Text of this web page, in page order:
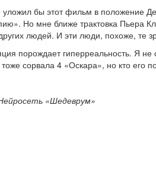
бы этот фильм в положение
Но мне ближе трактовка Пьера
людей. И эти люди, похоже, те
порождает гиперреальность. Я
сорвала 4 «Оскара», но кто его
«Шедеврум»